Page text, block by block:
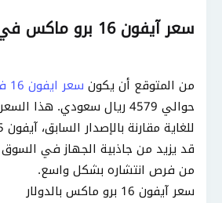
سعر آيفون 16 برو ماكس في السعودية
من المتوقع أن يكون سعر ايفون 16 في السعودية
حوالي 4579 ريال سعودي. هذا
قد يزيد من جاذبية الجهاز في
من فرص انتشاره بشكل واسع.
سعر آيفون 16 برو ماكس بالدولار